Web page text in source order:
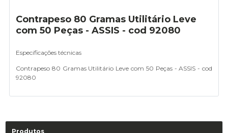
Contrapeso 80 Gramas Utilitário Leve
com 50 Peças - ASSIS - cod 92080
Especificações técnicas
Contrapeso 80 Gramas Utilitário Leve com 50 Peças - ASSIS - cod
92080
Produtos